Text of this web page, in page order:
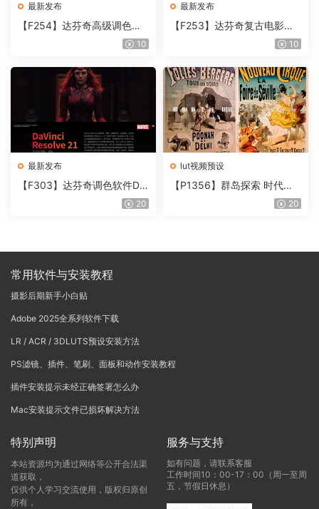
最新发布
【F254】达芬奇高级调色插
件 Contour V2.2.2 WinMac10
最新发布
【F253】达芬奇复古电影胶
片质感DCTL节点调色预设 M
T V4.0
10
最新发布
【F303】达芬奇调色软件Da
Vinci Resolve Studio21.0.320
lut视频预设
【P1356】群岛探索 时代马
戏团 – QUEST 60 调色预设A
20
常用软件与安装教程
摄影后期新手小白贴
Adobe 2025全系列软件下载
LR / ACR / 3DLUTS预设安装方法
PS滤镜、插件、笔刷、面板和动作安装教程
插件安装提示未经正确签署怎么办
Mac安装提示文件已损坏解决方法
特别声明
本站资源均为通过网络等公开合法渠
道获取，
仅供个人学习交流使用，版权归原创
所有，
服务与支持
如有问题，请联系客服
工作时间10：00-17：00（周一至周
五，节假日休息）